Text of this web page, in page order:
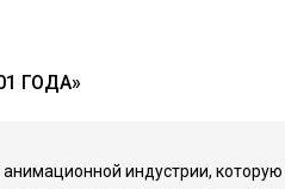
ГОДА»
индустрии,